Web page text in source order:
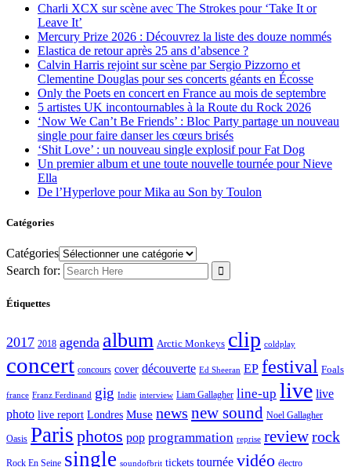
Charli XCX sur scène avec The Strokes pour ‘Take It or
Leave It’
Mercury Prize 2026 : Découvrez la liste des douze nommés
Elastica de retour après 25 ans d’absence ?
Calvin Harris rejoint sur scène par Sergio Pizzorno et
Clementine Douglas pour ses concerts géants en Écosse
Only the Poets en concert en France au mois de septembre
5 artistes UK incontournables à la Route du Rock 2026
‘Now We Can’t Be Friends’ : Bloc Party partage un nouveau
single pour faire danser les cœurs brisés
‘Shit Love’ : un nouveau single explosif pour Fat Dog
Un premier album et une toute nouvelle tournée pour Nieve
Ella
De l’Hyperlove pour Mika au Son by Toulon
Catégories
Catégories
Search for:
Étiquettes
2017 2018 agenda album Arctic Monkeys clip coldplay
concert concours cover découverte Ed Sheeran EP festival Foals
france Franz Ferdinand gig Indie interview Liam Gallagher line-up live live
photo live report Londres Muse news new sound Noel Gallagher
Oasis Paris photos pop programmation reprise reviewrock
Rock En Seine single soundofbrit tickets tournée vidéo électro